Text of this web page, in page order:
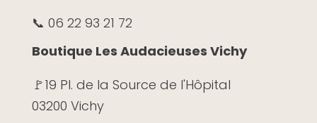
📞 06 22 93 21 72
Boutique Les Audacieuses Vichy
🚩19 Pl. de la Source de l'Hôpital
03200 Vichy